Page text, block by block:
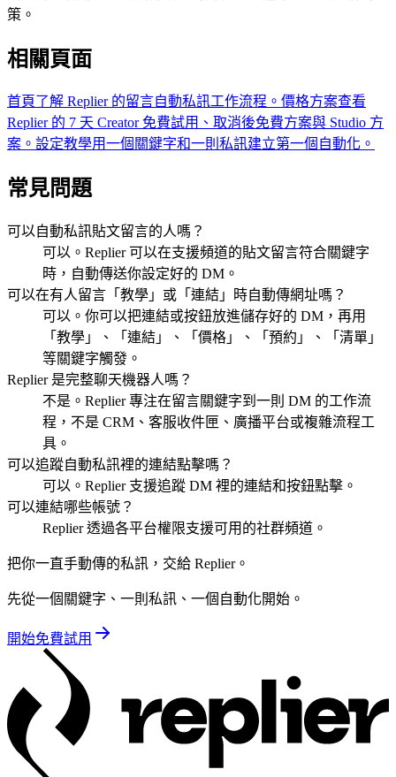
策。
相關頁面
首頁 了解 Replier 的留言自動私訊工作流程。 價格方案查看
Replier 的 7 天 Creator 免費試用、取消後免費方案與 Studio 方
案。 設定教學用一個關鍵字和一則私訊建立第一個自動化。
常見問題
可以自動私訊貼文留言的人嗎？
可以。Replier 可以在支援頻道的貼文留言符合關鍵字
時，自動傳送你設定好的 DM。
可以在有人留言「教學」或「連結」時自動傳網址嗎？
可以。你可以把連結或按鈕放進儲存好的 DM，再用
「教學」、「連結」、「價格」、「預約」、「清單」
等關鍵字觸發。
Replier 是完整聊天機器人嗎？
不是。Replier 專注在留言關鍵字到一則 DM 的工作流
程，不是 CRM、客服收件匣、廣播平台或複雜流程工
具。
可以追蹤自動私訊裡的連結點擊嗎？
可以。Replier 支援追蹤 DM 裡的連結和按鈕點擊。
可以連結哪些帳號？
Replier 透過各平台權限支援可用的社群頻道。
把你一直手動傳的私訊，交給 Replier。
先從一個關鍵字、一則私訊、一個自動化開始。
開始免費試用